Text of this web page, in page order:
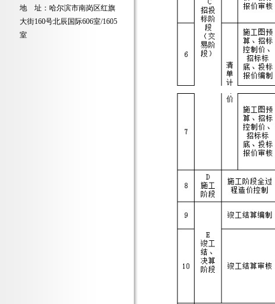
地 址：哈尔滨市南岗区红旗
大街160号北辰国际606室/1605
室